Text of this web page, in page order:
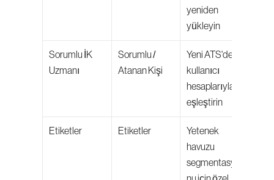
yeniden
yükleyin
Sorumlu İK
Uzmanı
Sorumlu /
Atanan Kişi
Yeni ATS'deki
kullanıcı
hesaplarıyla
eşleştirin
Etiketler Etiketler
Yetenek
havuzu
segmentasyo